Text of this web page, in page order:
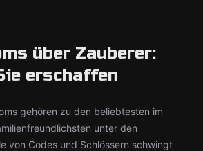
über Zauberer:
erschaffen
gehören zu den beliebtesten im
unter den
von Codes und Schlössern schwingt